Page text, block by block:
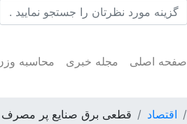
صفحه اصلی مجله خبری محاسبه
اقتصاد قطعی برق صنایع پر مصرف